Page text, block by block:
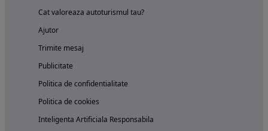
Cat valoreaza autoturismul tau?
Ajutor
Trimite mesaj
Publicitate
Politica de confidentialitate
Politica de cookies
Inteligenta Artificiala Responsabila